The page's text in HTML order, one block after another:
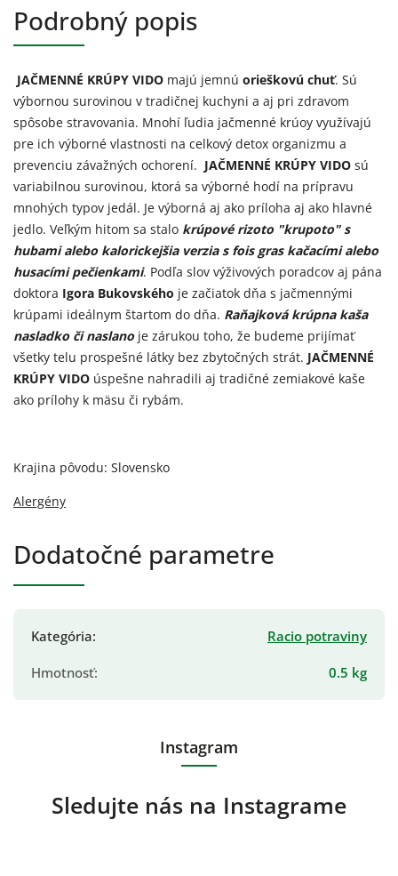
Podrobný popis
JAČMENNÉ KRÚPY VIDO majú jemnú orieškovú chuť. Sú
výbornou surovinou v tradičnej kuchyni a aj pri zdravom
spôsobe stravovania. Mnohí ľudia jačmenné krúoy využívajú
pre ich výborné vlastnosti na celkový detox organizmu a
prevenciu závažných ochorení. JAČMENNÉ KRÚPY VIDO sú
variabilnou surovinou, ktorá sa výborné hodí na prípravu
mnohých typov jedál. Je výborná aj ako príloha aj ako hlavné
jedlo. Veľkým hitom sa stalo krúpové rizoto "krupoto" s
hubami alebo kalorickejšia verzia s fois gras kačacími alebo
husacími pečienkami. Podľa slov výživových poradcov aj pána
doktora Igora Bukovského je začiatok dňa s jačmennými
krúpami ideálnym štartom do dňa. Raňajková krúpna kaša
nasladko či naslanoje zárukou toho, že budeme prijímať
všetky telu prospešné látky bez zbytočných strát. JAČMENNÉ
KRÚPY VIDO úspešne nahradili aj tradičné zemiakové kaše
ako prílohy k mäsu či rybám.
Krajina pôvodu: Slovensko
Alergény
Dodatočné parametre
Kategória:
Racio potraviny
Hmotnosť: 0.5 kg
Instagram
Sledujte nás na Instagrame